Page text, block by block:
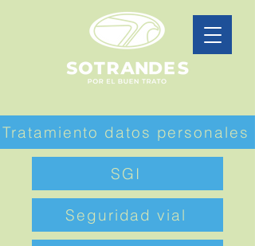
Tratamiento datos personales
SGI
Seguridad vial